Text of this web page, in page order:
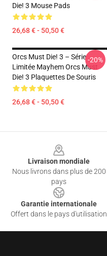
Die! 3 Mouse Pads
26,68 € - 50,50 €
Orcs Must Die! 3 – Série
Limitée Mayhem Orcs Must
Die! 3 Plaquettes De Souris
26,68 € - 50,50 €
-20%
Livraison mondiale
Nous livrons dans plus de 200
pays
Garantie internationale
Offert dans le pays d'utilisation